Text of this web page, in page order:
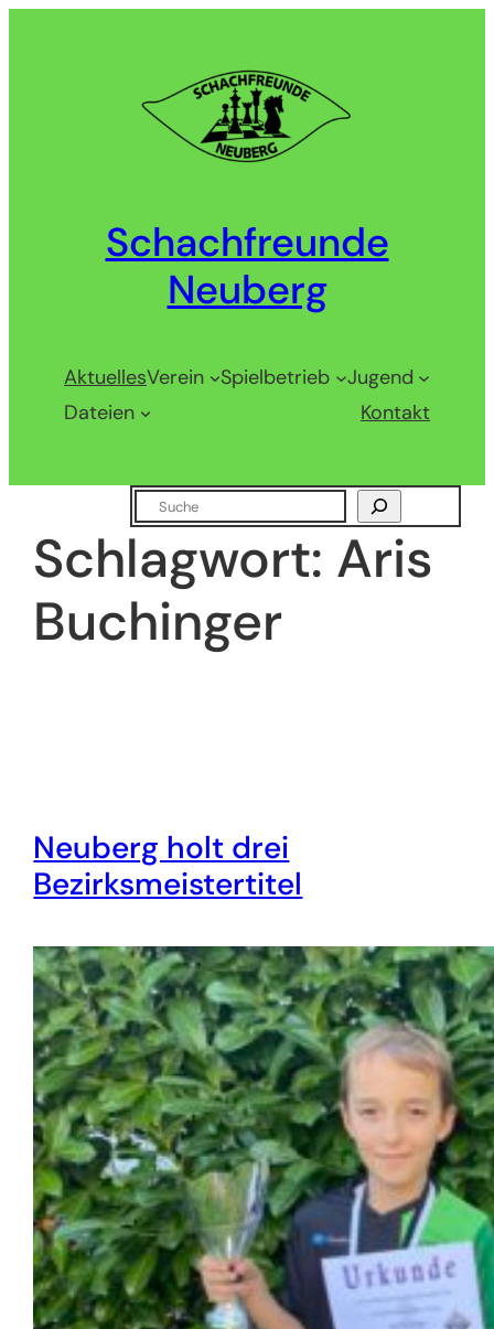
Schachfreunde
Neuberg
AktuellesVerein Spielbetrieb
Jugend
Dateien
Kontakt
Suchen
Schlagwort: Aris
Buchinger
Neuberg holt drei
Bezirksmeistertitel